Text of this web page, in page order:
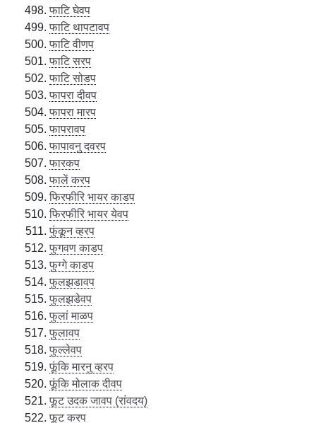
फाटि घेवप
फाटि थापटावप
फाटि वीणप
फाटि सरप
फाटि सोडप
फापरा दीवप
फापरा मारप
फापरावप
फापावनु दवरप
फारकप
फालें करप
फिरफीरि भायर काडप
फिरफीरि भायर येवप
फुंकून व्हरप
फुगवण काडप
फुग्गे काडप
फुलझडावप
फुलझडेवप
फुलां माळप
फुलावप
फुल्लेवप
फूंकि मारनु व्हरप
फूंकि मोलाक दीवप
फूट उदक जावप (रांवदय)
फूट करप